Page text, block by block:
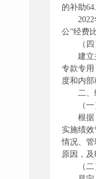
的补助
公”经费
（
建立
专款专
度和内
二、
（
根据
实施绩
情况、
原因，及
（